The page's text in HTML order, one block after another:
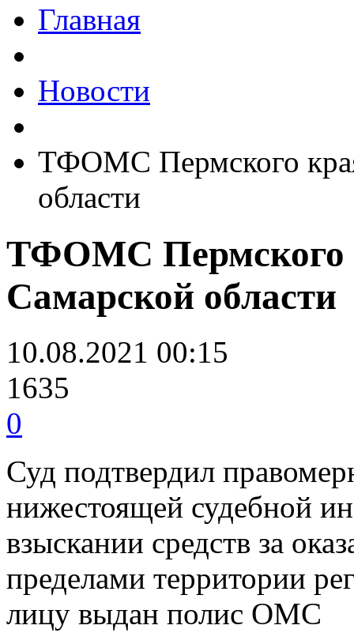
Главная
Новости
ТФОМС Пермского
области
ТФОМС Пермского
Самарской области
10.08.2021 00:15
1635
0
Суд подтвердил
нижестоящей судебной
взыскании средств за
пределами территории
лицу выдан полис ОМС